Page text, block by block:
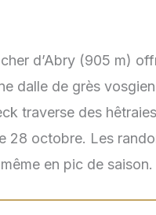
d’Abry (905 m)
dalle de grès
traverse des
28 octobre. Les
en pic de saison.